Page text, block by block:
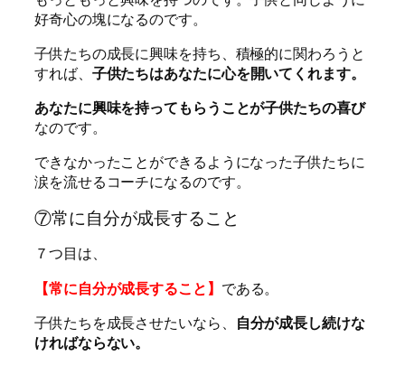
好奇心の塊になるのです。
子供たちの成長に興味を持ち、積極的に関わろうと
すれば、 子供たちはあなたに心を開いてくれます。
あなたに興味を持ってもらうことが子供たちの喜び
なのです。
できなかったことができるようになった子供たちに
涙を流せるコーチになるのです。
⑦常に自分が成長すること
７つ目は、
【常に自分が成長すること】 である。
子供たちを成長させたいなら、
自分が成長し続けな
ければならない。